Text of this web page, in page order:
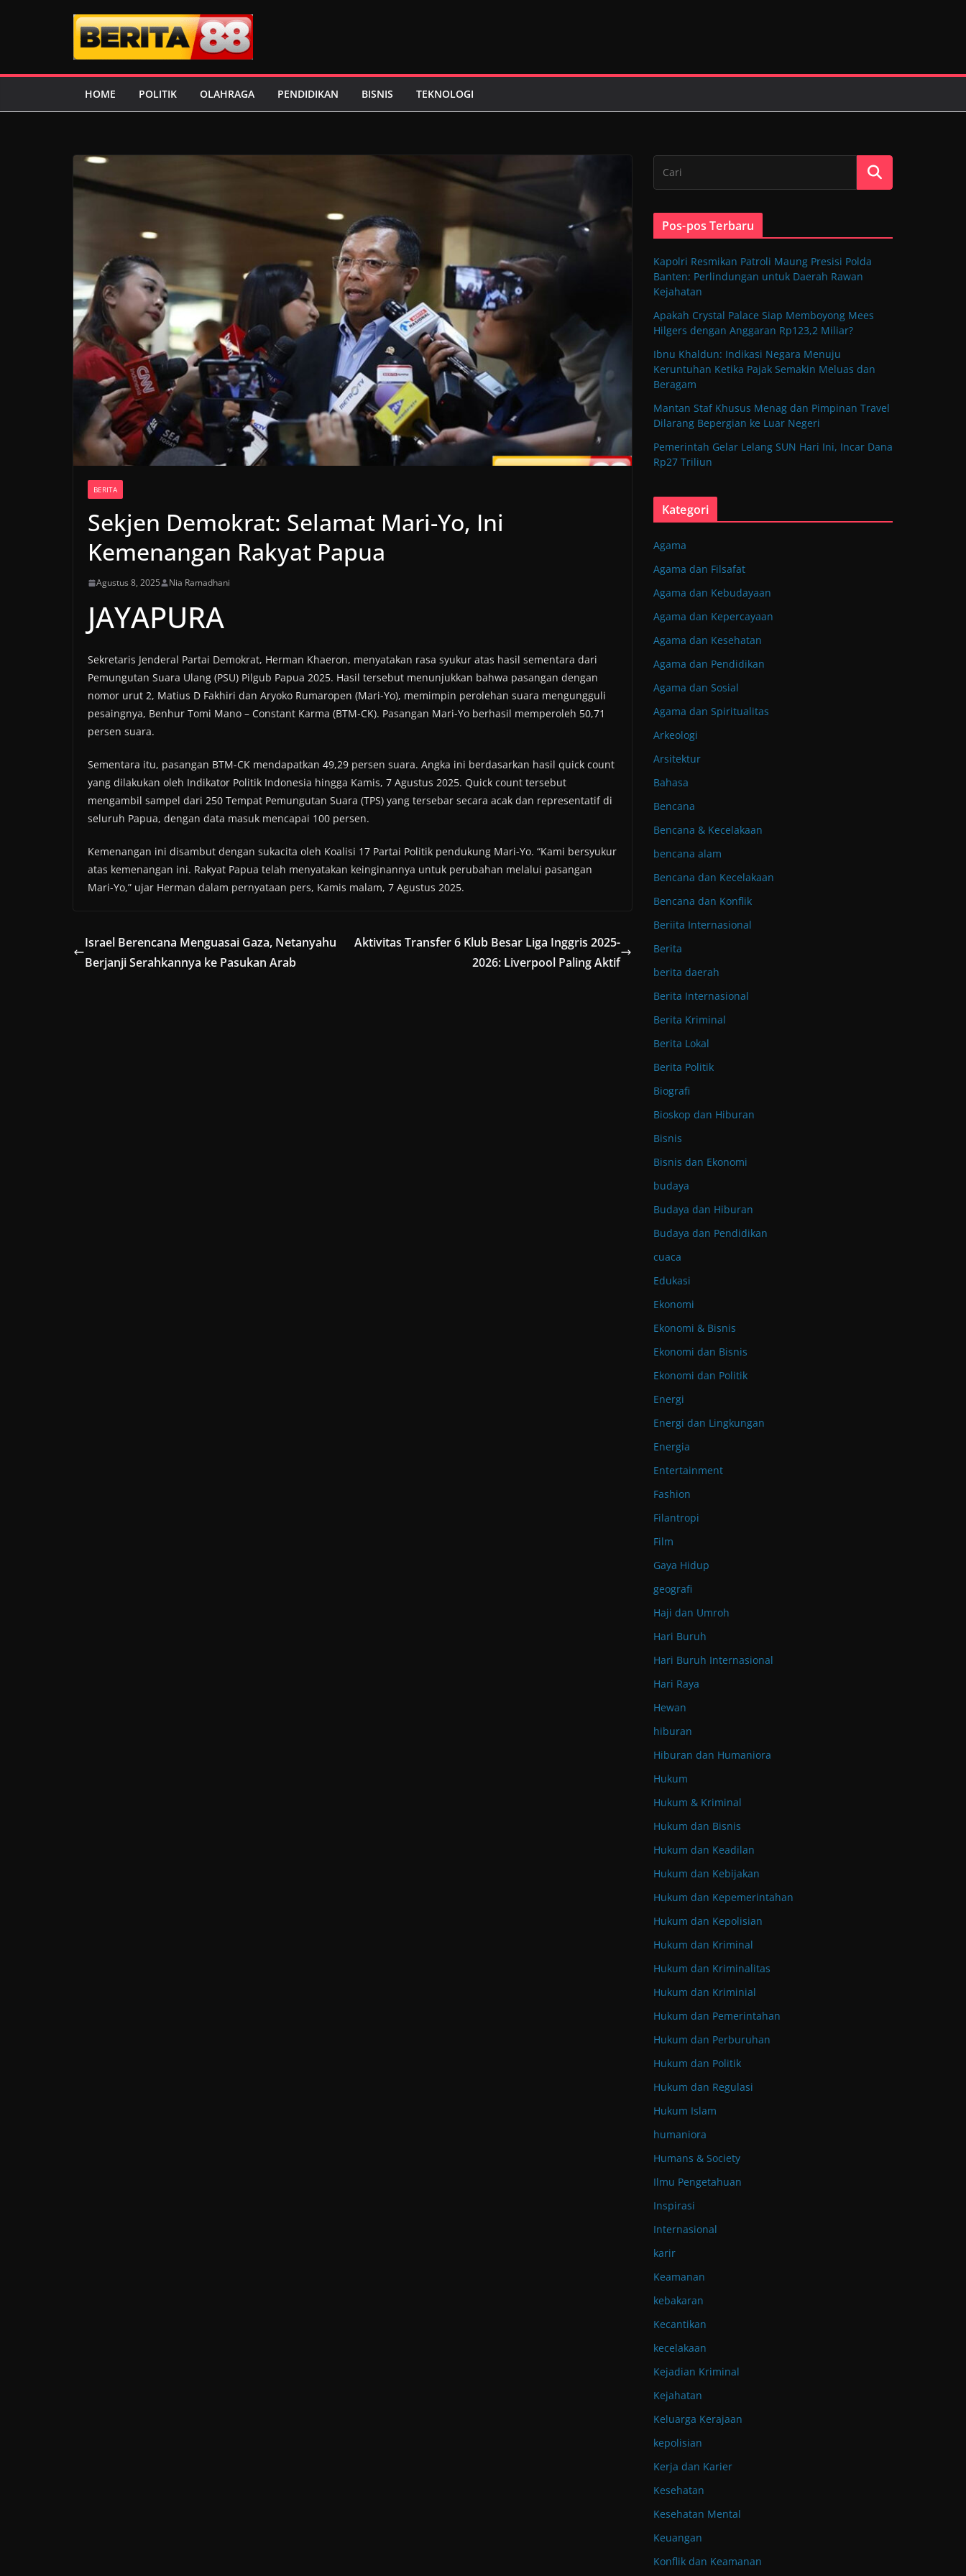
HOME POLITIK OLAHRAGA PENDIDIKAN BISNIS TEKNOLOGI
BERITA
Sekjen Demokrat: Selamat Mari-Yo, Ini
Kemenangan Rakyat Papua
Agustus 8, 2025 Nia Ramadhani
JAYAPURA
Sekretaris Jenderal Partai Demokrat, Herman Khaeron, menyatakan rasa syukur atas hasil sementara dari
Pemungutan Suara Ulang (PSU) Pilgub Papua 2025. Hasil tersebut menunjukkan bahwa pasangan dengan
nomor urut 2, Matius D Fakhiri dan Aryoko Rumaropen (Mari-Yo), memimpin perolehan suara mengungguli
pesaingnya, Benhur Tomi Mano – Constant Karma (BTM-CK). Pasangan Mari-Yo berhasil memperoleh 50,71
persen suara.
Sementara itu, pasangan BTM-CK mendapatkan 49,29 persen suara. Angka ini berdasarkan hasil quick count
yang dilakukan oleh Indikator Politik Indonesia hingga Kamis, 7 Agustus 2025. Quick count tersebut
mengambil sampel dari 250 Tempat Pemungutan Suara (TPS) yang tersebar secara acak dan representatif di
seluruh Papua, dengan data masuk mencapai 100 persen.
Kemenangan ini disambut dengan sukacita oleh Koalisi 17 Partai Politik pendukung Mari-Yo. “Kami bersyukur
atas kemenangan ini. Rakyat Papua telah menyatakan keinginannya untuk perubahan melalui pasangan
Mari-Yo,” ujar Herman dalam pernyataan pers, Kamis malam, 7 Agustus 2025.
Israel Berencana Menguasai Gaza, Netanyahu
Berjanji Serahkannya ke Pasukan Arab
Aktivitas Transfer 6 Klub Besar Liga Inggris 2025-
2026: Liverpool Paling Aktif
Pos-pos Terbaru
Kapolri Resmikan Patroli Maung Presisi Polda
Banten: Perlindungan untuk Daerah Rawan
Kejahatan
Apakah Crystal Palace Siap Memboyong Mees
Hilgers dengan Anggaran Rp123,2 Miliar?
Ibnu Khaldun: Indikasi Negara Menuju
Keruntuhan Ketika Pajak Semakin Meluas dan
Beragam
Mantan Staf Khusus Menag dan Pimpinan Travel
Dilarang Bepergian ke Luar Negeri
Pemerintah Gelar Lelang SUN Hari Ini, Incar Dana
Rp27 Triliun
Kategori
Agama
Agama dan Filsafat
Agama dan Kebudayaan
Agama dan Kepercayaan
Agama dan Kesehatan
Agama dan Pendidikan
Agama dan Sosial
Agama dan Spiritualitas
Arkeologi
Arsitektur
Bahasa
Bencana
Bencana & Kecelakaan
bencana alam
Bencana dan Kecelakaan
Bencana dan Konflik
Beriita Internasional
Berita
berita daerah
Berita Internasional
Berita Kriminal
Berita Lokal
Berita Politik
Biografi
Bioskop dan Hiburan
Bisnis
Bisnis dan Ekonomi
budaya
Budaya dan Hiburan
Budaya dan Pendidikan
cuaca
Edukasi
Ekonomi
Ekonomi & Bisnis
Ekonomi dan Bisnis
Ekonomi dan Politik
Energi
Energi dan Lingkungan
Energia
Entertainment
Fashion
Filantropi
Film
Gaya Hidup
geografi
Haji dan Umroh
Hari Buruh
Hari Buruh Internasional
Hari Raya
Hewan
hiburan
Hiburan dan Humaniora
Hukum
Hukum & Kriminal
Hukum dan Bisnis
Hukum dan Keadilan
Hukum dan Kebijakan
Hukum dan Kepemerintahan
Hukum dan Kepolisian
Hukum dan Kriminal
Hukum dan Kriminalitas
Hukum dan Kriminial
Hukum dan Pemerintahan
Hukum dan Perburuhan
Hukum dan Politik
Hukum dan Regulasi
Hukum Islam
humaniora
Humans & Society
Ilmu Pengetahuan
Inspirasi
Internasional
karir
Keamanan
kebakaran
Kecantikan
kecelakaan
Kejadian Kriminal
Kejahatan
Keluarga Kerajaan
kepolisian
Kerja dan Karier
Kesehatan
Kesehatan Mental
Keuangan
Konflik dan Keamanan